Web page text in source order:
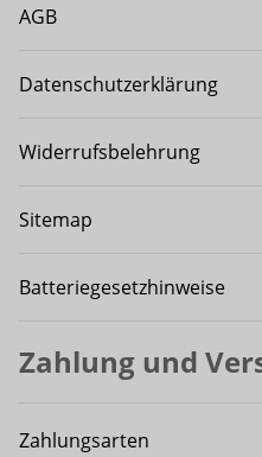
AGB
Datenschutzerklärung
Widerrufsbelehrung
Sitemap
Batteriegesetzhinweise
Zahlung und
Zahlungsarten